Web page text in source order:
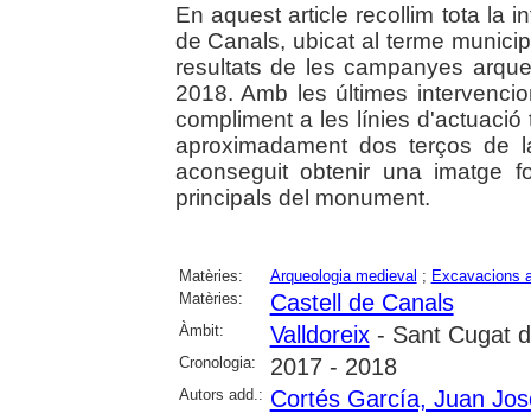
En aquest article recollim tota la
de Canals, ubicat al terme
resultats de les campanyes
2018. Amb les últimes
compliment a les línies
aproximadament dos terços de
aconseguit obtenir una imatge
principals del monument.
Matèries: Arqueologia medieval ; Excavacions
Matèries:
Castell de Canals
Àmbit: Valldoreix- Sant Cugat
Cronologia: 2017 - 2018
Autors add.: Cortés García, Juan